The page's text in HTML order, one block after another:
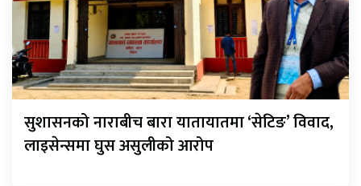
सुशासनको नाराबीच बारा यातायातमा ‘सेटिङ’ विवाद,
लाइसेन्समा घुस असुलीको आरोप